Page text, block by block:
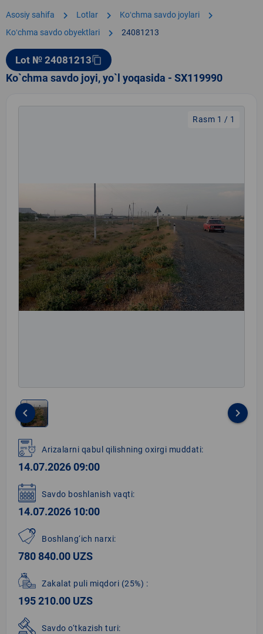
Asosiy sahifa chevron_right Lotlar chevron_right Koʻchma savdo joylari chevron_right
Koʻchma savdo obyektlari chevron_right 24081213
Lot № 24081213content_copy
Ko`chma savdo joyi, yo`l yoqasida - SX119990
Rasm 1 / 1
1
of
1
keyboard_arrow_left keyboard_arrow_right
Arizalarni qabul qilishning oxirgi muddati:
14.07.2026 09:00
Savdo boshlanish vaqti:
14.07.2026 10:00
Boshlang‘ich narxi:
780 840.00 UZS
Zakalat puli miqdori (25%) :
195 210.00 UZS
Savdo o‘tkazish turi: